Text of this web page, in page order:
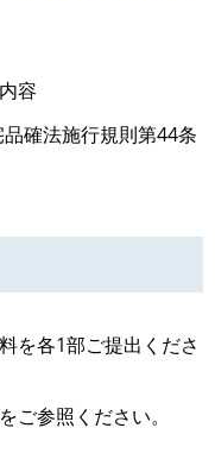
容
確法施行規則第44条
を各1部ご提出くださ
をご参照ください。